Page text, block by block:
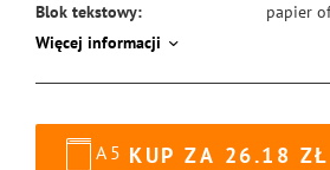
Blok tekstowy:
papier
Format:
Okładka:
miękka
Rodzaj oprawy:
blok
978-83-
Więcej informacji
A5 KUP ZA 26.18